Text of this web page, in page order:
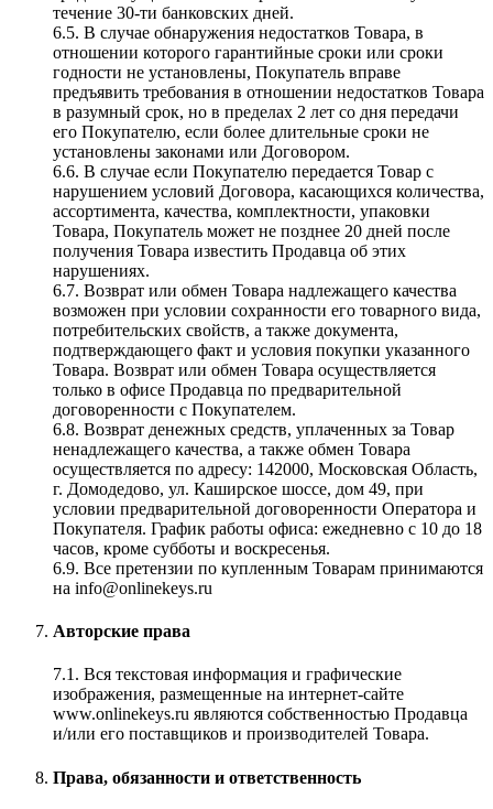
течение 30-ти банковских дней.
6.5. В случае обнаружения недостатков Товара, в
отношении которого гарантийные сроки или сроки
годности не установлены, Покупатель вправе
предъявить требования в отношении недостатков Товара
в разумный срок, но в пределах 2 лет со дня передачи
его Покупателю, если более длительные сроки не
установлены законами или Договором.
6.6. В случае если Покупателю передается Товар с
нарушением условий Договора, касающихся количества,
ассортимента, качества, комплектности, упаковки
Товара, Покупатель может не позднее 20 дней после
получения Товара известить Продавца об этих
нарушениях.
6.7. Возврат или обмен Товара надлежащего качества
возможен при условии сохранности его товарного вида,
потребительских свойств, а также документа,
подтверждающего факт и условия покупки указанного
Товара. Возврат или обмен Товара осуществляется
только в офисе Продавца по предварительной
договоренности с Покупателем.
6.8. Возврат денежных средств, уплаченных за Товар
ненадлежащего качества, а также обмен Товара
осуществляется по адресу: 142000, Московская Область,
г. Домодедово, ул. Каширское шоссе, дом 49, при
условии предварительной договоренности Оператора и
Покупателя. График работы офиса: ежедневно с 10 до 18
часов, кроме субботы и воскресенья.
6.9. Все претензии по купленным Товарам принимаются
на info@onlinekeys.ru
Авторские права
7.1. Вся текстовая информация и графические
изображения, размещенные на интернет-сайте
www.onlinekeys.ru являются собственностью Продавца
и/или его поставщиков и производителей Товара.
Права, обязанности и ответственность